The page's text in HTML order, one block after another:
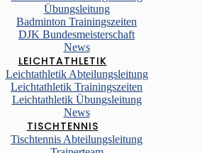
Übungsleitung
Badminton Trainingszeiten
DJK Bundesmeisterschaft
News
LEICHTATHLETIK
Leichtathletik Abteilungsleitung
Leichtathletik Trainingszeiten
Leichtathletik Übungsleitung
News
TISCHTENNIS
Tischtennis Abteilungsleitung